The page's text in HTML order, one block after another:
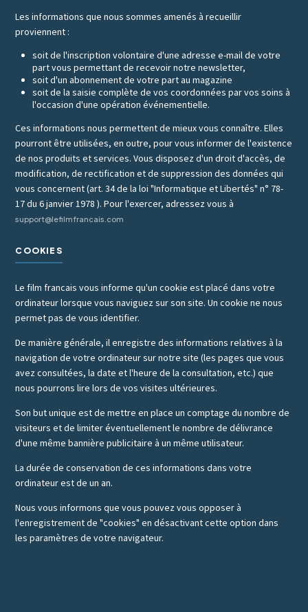
Les informations que nous sommes amenés à recueillir
proviennent :
soit de l'inscription volontaire d'une adresse e-mail de votre
part vous permettant de recevoir notre newsletter,
soit d'un abonnement de votre part au magazine
soit de la saisie complète de vos coordonnées par vos soins à
l'occasion d'une opération événementielle.
Ces informations nous permettent de mieux vous connaître. Elles
pourront être utilisées, en outre, pour vous informer de l'existence
de nos produits et services. Vous disposez d'un droit d'accès, de
modification, de rectification et de suppression des données qui
vous concernent (art. 34 de la loi "Informatique et Libertés" n° 78-
17 du 6 janvier 1978 ). Pour l'exercer, adressez vous à
support@lefilmfrancais.com
COOKIES
Le film francais vous informe qu'un cookie est placé dans votre
ordinateur lorsque vous naviguez sur son site. Un cookie ne nous
permet pas de vous identifier.
De manière générale, il enregistre des informations relatives à la
navigation de votre ordinateur sur notre site (les pages que vous
avez consultées, la date et l'heure de la consultation, etc.) que
nous pourrons lire lors de vos visites ultérieures.
Son but unique est de mettre en place un comptage du nombre de
visiteurs et de limiter éventuellement le nombre de délivrance
d'une même bannière publicitaire à un même utilisateur.
La durée de conservation de ces informations dans votre
ordinateur est de un an.
Nous vous informons que vous pouvez vous opposer à
l'enregistrement de "cookies" en désactivant cette option dans
les paramètres de votre navigateur.